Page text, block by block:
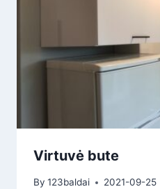
Virtuvė bute
By 123baldai 2021-09-25